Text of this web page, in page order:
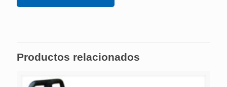
Productos relacionados